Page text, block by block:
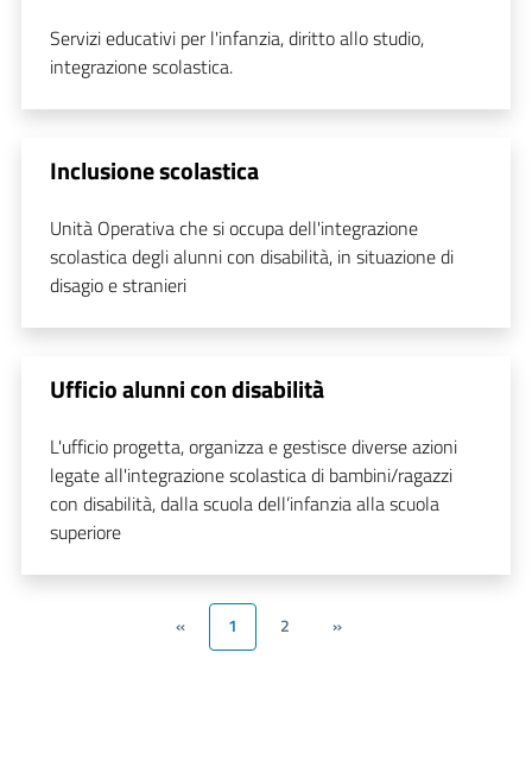
Servizi educativi per l'infanzia, diritto allo studio,
integrazione scolastica.
Inclusione scolastica
Unità Operativa che si occupa dell'integrazione
scolastica degli alunni con disabilità, in situazione di
disagio e stranieri
Ufficio alunni con disabilità
L'ufficio progetta, organizza e gestisce diverse azioni
legate all'integrazione scolastica di bambini/ragazzi
con disabilità, dalla scuola dell’infanzia alla scuola
superiore
« 1 2 »